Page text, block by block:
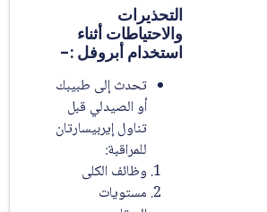
التحذيرات
والاحتياطات أثناء
استخدام أبروفل :-
تحدث إلى طبيبك
أو الصيدلي قبل
تناول إيربيسارتان
للمراقبة:
وظائف الكلى
مستويات